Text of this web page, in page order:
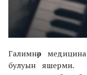
Галимнәр медицина
булуын яшерми.